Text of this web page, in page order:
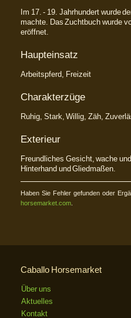
Im 17. - 19. Jahrhundert wurde
machte. Das Zuchtbuch wurde
eröffnet.
Haupteinsatz
Arbeitspferd, Freizeit
Charakterzüge
Ruhig, Stark, Willig, Zäh,
Exterieur
Freundliches Gesicht, wache
Hinterhand und Gliedmaßen.
Haben Sie Fehler gefunden oder
horsemarket.com.
Caballo Horsemarket
Über uns
Aktuelles
Kontakt